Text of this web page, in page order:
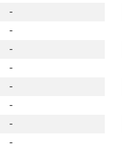
-
-
-
-
-
-
-
-